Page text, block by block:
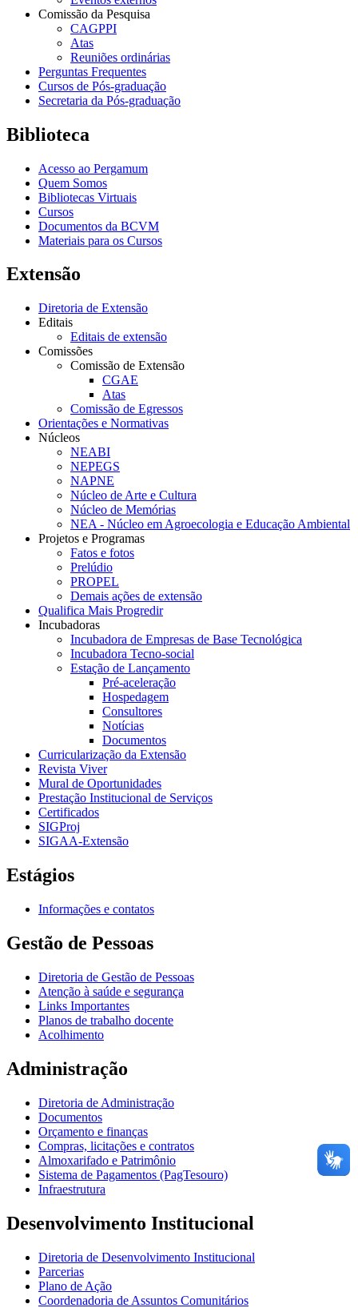
Comissão da Pesquisa
CAGPPI
Atas
Reuniões ordinárias
Perguntas Frequentes
Cursos de Pós-graduação
Secretaria da Pós-graduação
Biblioteca
Acesso ao Pergamum
Quem Somos
Bibliotecas Virtuais
Cursos
Documentos da BCVM
Materiais para os Cursos
Extensão
Diretoria de Extensão
Editais
Editais de extensão
Comissões
Comissão de Extensão
CGAE
Atas
Comissão de Egressos
Orientações e Normativas
Núcleos
NEABI
NEPEGS
NAPNE
Núcleo de Arte e Cultura
Núcleo de Memórias
NEA - Núcleo em Agroecologia e Educação Ambiental
Projetos e Programas
Fatos e fotos
Prelúdio
PROPEL
Demais ações de extensão
Qualifica Mais Progredir
Incubadoras
Incubadora de Empresas de Base Tecnológica
Incubadora Tecno-social
Estação de Lançamento
Pré-aceleração
Hospedagem
Consultores
Notícias
Documentos
Curricularização da Extensão
Revista Viver
Mural de Oportunidades
Prestação Institucional de Serviços
Certificados
SIGProj
SIGAA-Extensão
Estágios
Informações e contatos
Gestão de Pessoas
Diretoria de Gestão de Pessoas
Atenção à saúde e segurança
Links Importantes
Planos de trabalho docente
Acolhimento
Administração
Diretoria de Administração
Documentos
Orçamento e finanças
Compras, licitações e contratos
Almoxarifado e Patrimônio
Sistema de Pagamentos (PagTesouro)
Infraestrutura
Desenvolvimento Institucional
Diretoria de Desenvolvimento Institucional
Parcerias
Plano de Ação
Coordenadoria de Assuntos Comunitários